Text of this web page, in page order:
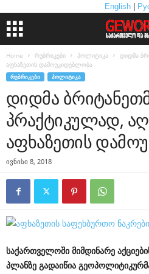
English
Home რუბრიკები პოლიტიკა
დიდმა
აფხაზეთის დამოუკიდებლობა
ᲠᲣᲑᲠᲘᲙᲔᲑᲘ ᲞᲝᲚᲘᲢᲘᲙᲐ
დიდმა
პრაქტიკულად,
აფხაზეთის
ივნისი 8, 2018
საქართველოში მიმდინარე
პლანზე გადაიწია